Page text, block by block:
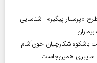
طرح «پرستار پیگیر» | شناسایی
سایبری همین‌جاست